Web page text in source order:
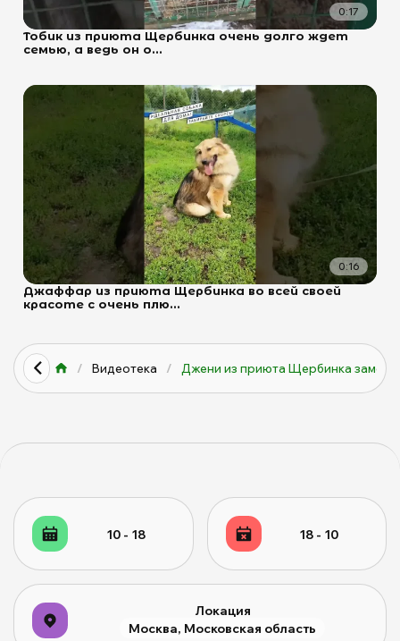
0:17
Тобик из приюта Щербинка очень долго ждет
семью, а ведь он о...
0:16
Джаффар из приюта Щербинка во всей своей
красоте с очень плю...
/ Видеотека / Джени из приюта Щербинка замеч...
10 - 18 18 - 10
Локация
Москва, Московская область